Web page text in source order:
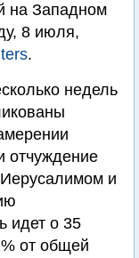
на Западном
8 июля,
.
недель
отчуждение
и
идет о 35
от общей